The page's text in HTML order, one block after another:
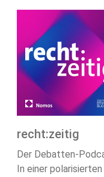
recht:zeitig
Der Debatten-
In einer